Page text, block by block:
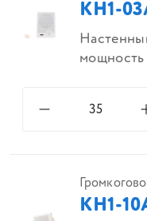
КН1-
мощность
КН1-